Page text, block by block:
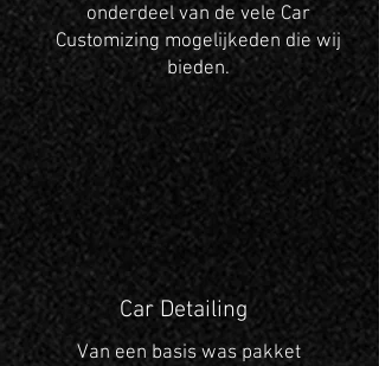
onderdeel van de vele Car
Customizing mogelijkeden die wij
bieden.
Car Detailing
Van een basis was pakket